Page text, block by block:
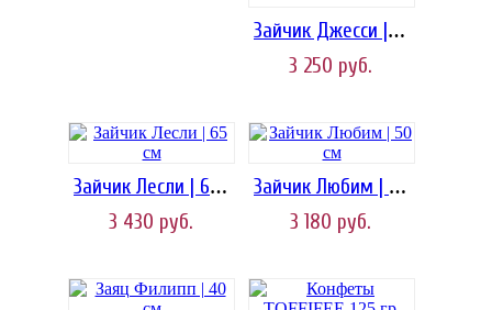
Зайчик Джесси | 55 см
3 250 руб.
Зайчик Лесли | 65 см
3 430 руб.
Зайчик Любим | 50 см
3 180 руб.